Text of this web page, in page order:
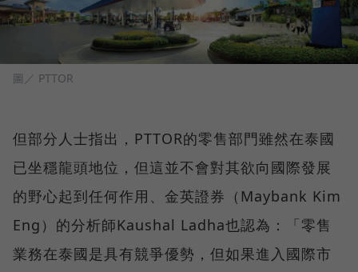
圖／ PTTOR
但部分人士指出，PTTOR的零售部門雖然在泰國
已坐穩龍頭地位，但這並不會對其欲向國際發展
的野心起到任何作用、金英證券（Maybank Kim
Eng）的分析師Kaushal Ladha也認為：「零售
業務在泰國是具有競爭優勢，但如果進入國際市